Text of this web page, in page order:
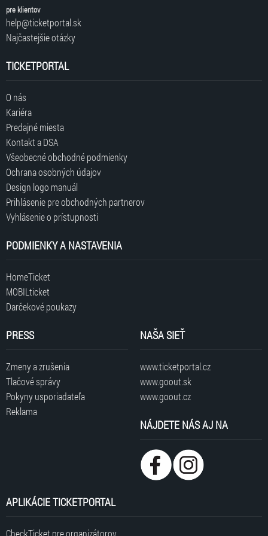
pre klientov
help@ticketportal.sk
Najčastejšie otázky
TICKETPORTAL
O nás
Kariéra
Predajné miesta
Kontakt a DSA
Všeobecné obchodné podmienky
Ochrana osobných údajov
Design logo manuál
Prihlásenie pre obchodných partnerov
Vyhlásenie o prístupnosti
PODMIENKY A NASTAVENIA
HomeTicket
MOBILticket
Darčekové poukazy
PRESS
Zmeny a zrušenia
Tlačové správy
Pokyny usporiadateľa
Reklama
NAŠA SIEŤ
www.ticketportal.cz
www.goout.sk
www.goout.cz
NÁJDETE NÁS AJ NA
APLIKÁCIE TICKETPORTAL